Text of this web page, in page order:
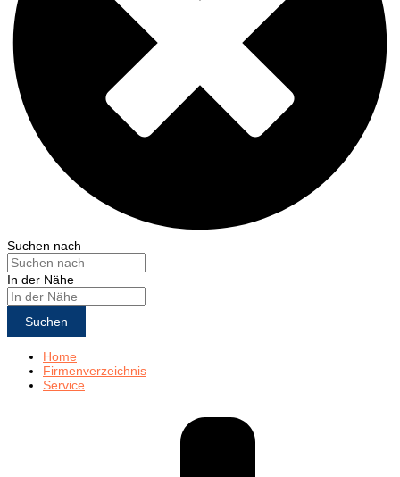
Suchen nach
In der Nähe
Suchen
Home
Firmenverzeichnis
Service